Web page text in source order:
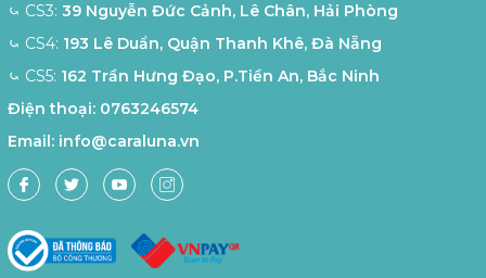
⤿ CS3: 39 Nguyễn Đức Cảnh, Lê Chân, Hải Phòng
⤿ CS4: 193 Lê Duẩn, Quận Thanh Khê, Đà Nẵng
⤿ CS5: 162 Trần Hưng Đạo, P.Tiền An, Bắc Ninh
Điện thoại: 0763246574
Email: info@caraluna.vn